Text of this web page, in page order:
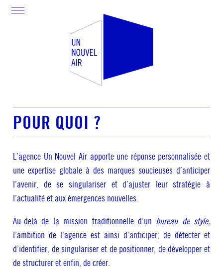
POUR QUOI ?
L’agence Un Nouvel Air apporte une réponse personnalisée et
une expertise globale à des marques soucieuses d’anticiper
l’avenir, de se singulariser et d’ajuster leur stratégie à
l’actualité et aux émergences nouvelles.
Au-delà de la mission traditionnelle d’un bureau de style,
l’ambition de l’agence est ainsi d’anticiper, de détecter et
d’identifier, de singulariser et de positionner, de développer et
de structurer et enfin, de créer.